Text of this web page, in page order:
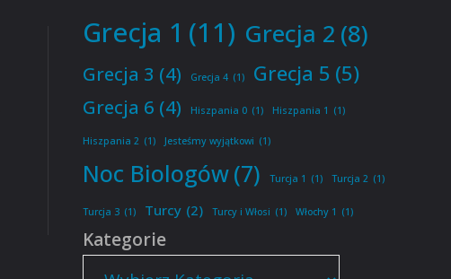
Grecja 1 (11) Grecja 2 (8)
Grecja 3 (4) Grecja 4 (1) Grecja 5 (5)
Grecja 6 (4) Hiszpania 0 (1) Hiszpania 1 (1)
Hiszpania 2 (1) Jesteśmy wyjątkowi (1)
Noc Biologów(7) Turcja 1 (1) Turcja 2 (1)
Turcja 3 (1) Turcy (2) Turcy i Włosi (1) Włochy 1 (1)
Kategorie